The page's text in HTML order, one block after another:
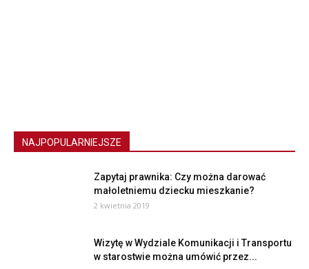
NAJPOPULARNIEJSZE
Zapytaj prawnika: Czy można darować
małoletniemu dziecku mieszkanie?
2 kwietnia 2019
Wizytę w Wydziale Komunikacji i Transportu
w starostwie można umówić przez...